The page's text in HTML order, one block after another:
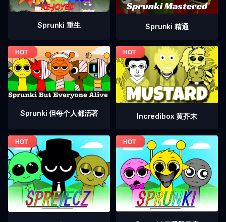
Sprunki 重生 Sprunki 精通
Sprunki 但每个人都活著 Incredibox 黄芥末